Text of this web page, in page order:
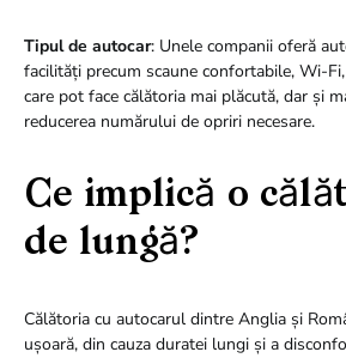
Tipul de autocar: Unele companii oferă
facilități precum scaune confortabile, Wi-
care pot face călătoria mai plăcută, dar și
reducerea numărului de opriri necesare.
Ce implică o
de lungă?
Călătoria cu autocarul dintre Anglia și
ușoară, din cauza duratei lungi și a